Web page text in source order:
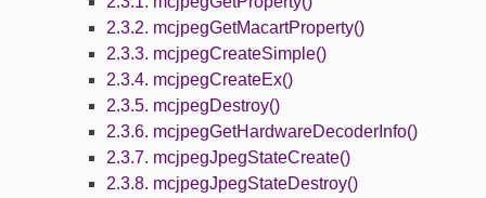
2.3.2. mcjpegGetMacartProperty()
2.3.3. mcjpegCreateSimple()
2.3.4. mcjpegCreateEx()
2.3.5. mcjpegDestroy()
2.3.6. mcjpegGetHardwareDecoderInfo()
2.3.7. mcjpegJpegStateCreate()
2.3.8. mcjpegJpegStateDestroy()